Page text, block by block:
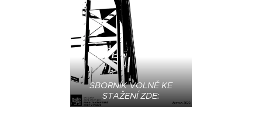
SBORNÍK VOLNĚ KE
STAŽENÍ ZDE: